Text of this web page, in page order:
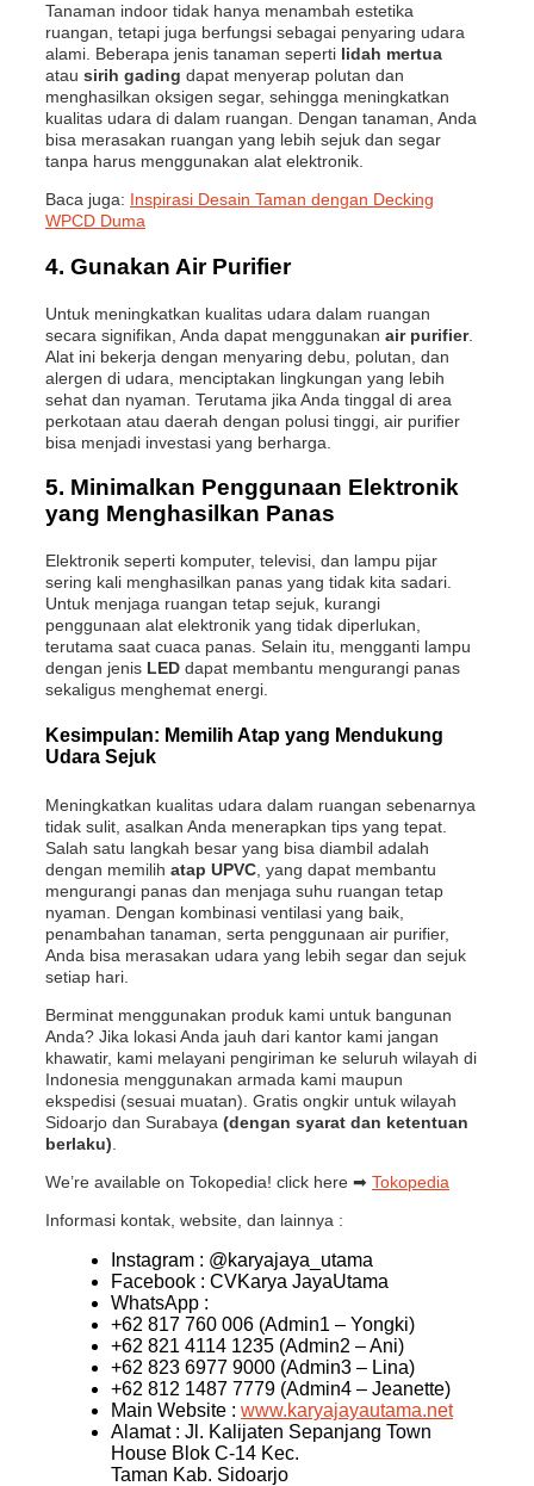
Tanaman indoor tidak hanya menambah estetika
ruangan, tetapi juga berfungsi sebagai penyaring udara
alami. Beberapa jenis tanaman seperti lidah mertua
atau sirih gading dapat menyerap polutan dan
menghasilkan oksigen segar, sehingga meningkatkan
kualitas udara di dalam ruangan. Dengan tanaman, Anda
bisa merasakan ruangan yang lebih sejuk dan segar
tanpa harus menggunakan alat elektronik.
Baca juga: Inspirasi Desain Taman dengan Decking
WPCD Duma
4. Gunakan Air Purifier
Untuk meningkatkan kualitas udara dalam ruangan
secara signifikan, Anda dapat menggunakan air purifier.
Alat ini bekerja dengan menyaring debu, polutan, dan
alergen di udara, menciptakan lingkungan yang lebih
sehat dan nyaman. Terutama jika Anda tinggal di area
perkotaan atau daerah dengan polusi tinggi, air purifier
bisa menjadi investasi yang berharga.
5. Minimalkan Penggunaan Elektronik
yang Menghasilkan Panas
Elektronik seperti komputer, televisi, dan lampu pijar
sering kali menghasilkan panas yang tidak kita sadari.
Untuk menjaga ruangan tetap sejuk, kurangi
penggunaan alat elektronik yang tidak diperlukan,
terutama saat cuaca panas. Selain itu, mengganti lampu
dengan jenis LED dapat membantu mengurangi panas
sekaligus menghemat energi.
Kesimpulan: Memilih Atap yang Mendukung
Udara Sejuk
Meningkatkan kualitas udara dalam ruangan sebenarnya
tidak sulit, asalkan Anda menerapkan tips yang tepat.
Salah satu langkah besar yang bisa diambil adalah
dengan memilih atap UPVC , yang dapat membantu
mengurangi panas dan menjaga suhu ruangan tetap
nyaman. Dengan kombinasi ventilasi yang baik,
penambahan tanaman, serta penggunaan air purifier,
Anda bisa merasakan udara yang lebih segar dan sejuk
setiap hari.
Berminat menggunakan produk kami untuk bangunan
Anda? Jika lokasi Anda jauh dari kantor kami jangan
khawatir, kami melayani pengiriman ke seluruh wilayah di
Indonesia menggunakan armada kami maupun
ekspedisi (sesuai muatan). Gratis ongkir untuk wilayah
Sidoarjo dan Surabaya (dengan syarat dan ketentuan
berlaku)
We’re available on Tokopedia! click here ➡ Tokopedia
Informasi kontak, website, dan lainnya :
Instagram : @karyajaya_utama
Facebook : CVKarya JayaUtama
WhatsApp :
+62 817 760 006 (Admin1 – Yongki)
+62 821 4114 1235 (Admin2 – Ani)
+62 823 6977 9000 (Admin3 – Lina)
+62 812 1487 7779 (Admin4 – Jeanette)
Main Website : www.karyajayautama.net
Alamat : Jl. Kalijaten Sepanjang Town
House Blok C-14 Kec.
Taman Kab. Sidoarjo